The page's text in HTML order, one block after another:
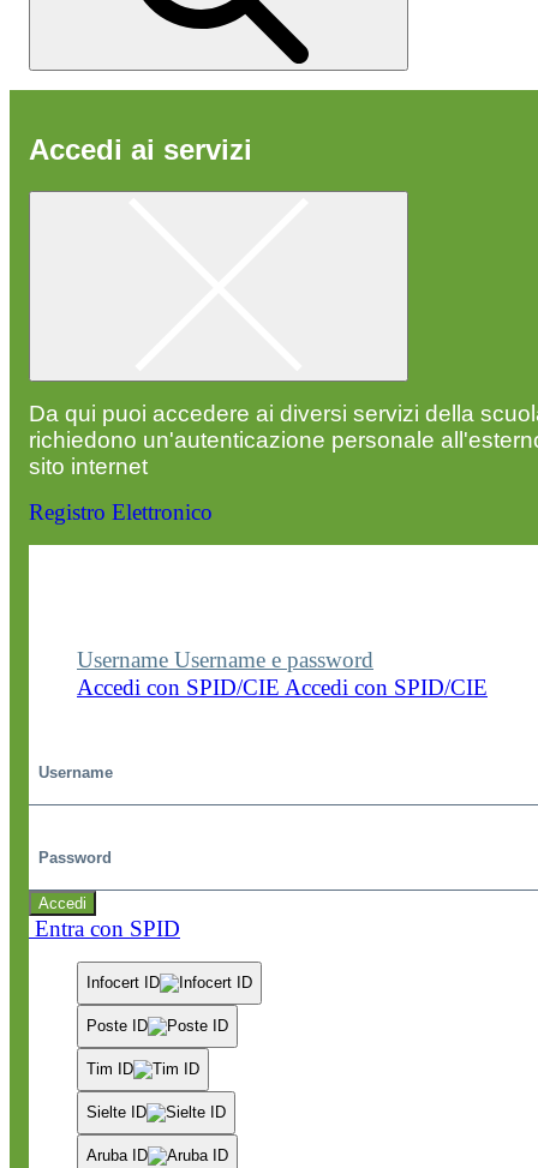
Accedi ai servizi
Da qui puoi accedere ai diversi servizi della
richiedono un'autenticazione personale
sito internet
Registro Elettronico
Username Username e password
Accedi con SPID/CIE Accedi con SPID/CIE
Accedi
Entra con SPID
Infocert ID
Poste ID
Tim ID
Sielte ID
Aruba ID